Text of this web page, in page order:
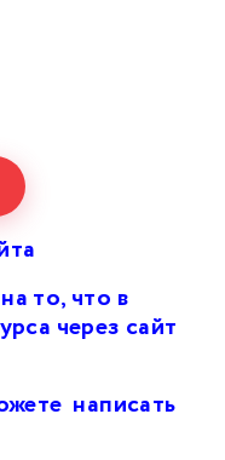
то, что в
через сайт
написать